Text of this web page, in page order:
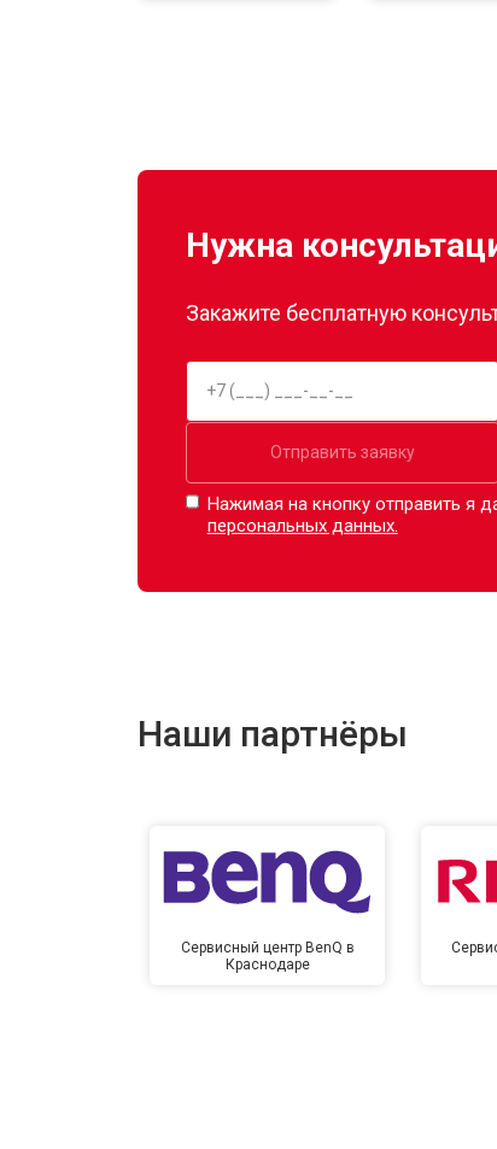
Нужна
Закажите бесплатную
Отправить заявку
Нажимая на кнопку отправить я
персональных данных.
Наши партнёры
Сервисный центр BenQ в
Краснодаре